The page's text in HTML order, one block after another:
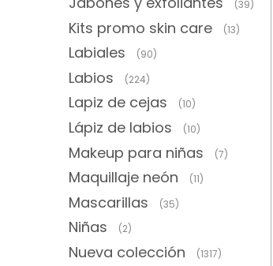
(39)
Kits promo skin care (13)
Labiales (90)
Labios (224)
Lapiz de cejas (10)
Lápiz de labios (10)
Makeup para niñas (7)
Maquillaje neón (11)
Mascarillas (35)
Niñas (2)
Nueva colección (1317)